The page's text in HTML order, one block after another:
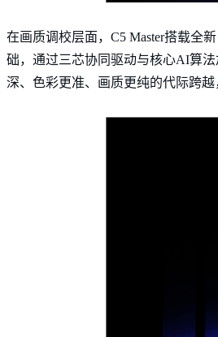
在画质调校层面，C5 Master搭载全
础，通过三芯协同驱动与核心AI算
深、色彩更准、画质更纯的代际跨